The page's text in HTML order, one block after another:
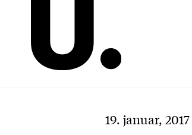
19. januar, 2017